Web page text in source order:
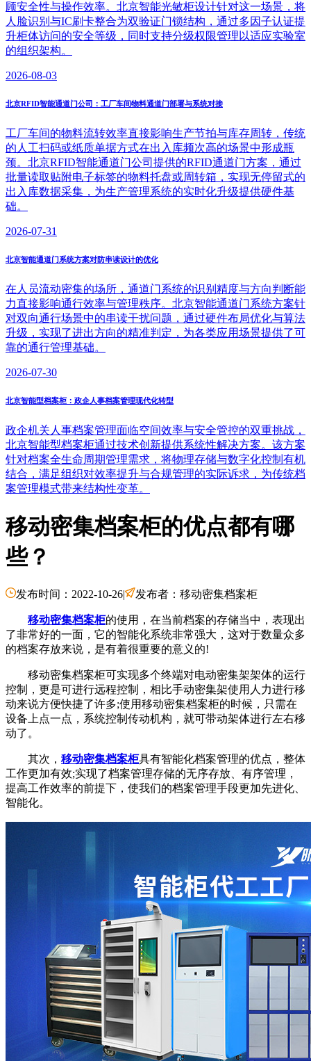
顾安全性与操作效率。北京智能光敏柜设计针对这一场景，将
人脸识别与IC刷卡整合为双验证门锁结构，通过多因子认证提
升柜体访问的安全等级，同时支持分级权限管理以适应实验室
的组织架构。
2026-08-03
北京RFID智能通道门公司：工厂车间物料通道门部署与系统对接
工厂车间的物料流转效率直接影响生产节拍与库存周转，传统
的人工扫码或纸质单据方式在出入库频次高的场景中形成瓶
颈。北京RFID智能通道门公司提供的RFID通道门方案，通过
批量读取贴附电子标签的物料托盘或周转箱，实现无停留式的
出入库数据采集，为生产管理系统的实时化升级提供硬件基
础。
2026-07-31
北京智能通道门系统方案对防串读设计的优化
在人员流动密集的场所，通道门系统的识别精度与方向判断能
力直接影响通行效率与管理秩序。北京智能通道门系统方案针
对双向通行场景中的串读干扰问题，通过硬件布局优化与算法
升级，实现了进出方向的精准判定，为各类应用场景提供了可
靠的通行管理基础。
2026-07-30
北京智能型档案柜：政企人事档案管理现代化转型
政企机关人事档案管理面临空间效率与安全管控的双重挑战，
北京智能型档案柜通过技术创新提供系统性解决方案。该方案
针对档案全生命周期管理需求，将物理存储与数字化控制有机
结合，满足组织对效率提升与合规管理的实际诉求，为传统档
案管理模式带来结构性变革。
移动密集档案柜的优点都有哪
些？
发布时间：2022-10-26| 发布者：移动密集档案柜
移动密集档案柜的使用，在当前档案的存储当中，表现出
了非常好的一面，它的智能化系统非常强大，这对于数量众多
的档案存放来说，是有着很重要的意义的!
移动密集档案柜可实现多个终端对电动密集架架体的运行
控制，更是可进行远程控制，相比手动密集架使用人力进行移
动来说方便快捷了许多;使用移动密集档案柜的时候，只需在
设备上点一点，系统控制传动机构，就可带动架体进行左右移
动了。
其次， 移动密集档案柜具有智能化档案管理的优点，整体
工作更加有效;实现了档案管理存储的无序存放、有序管理，
提高工作效率的前提下，使我们的档案管理手段更加先进化、
智能化。